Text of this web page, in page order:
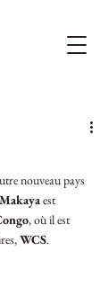
nouveau pays
est
, où il est
WCS.